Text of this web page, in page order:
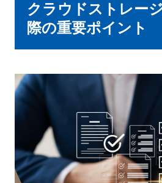
クラウドストレー
際の重要ポイント